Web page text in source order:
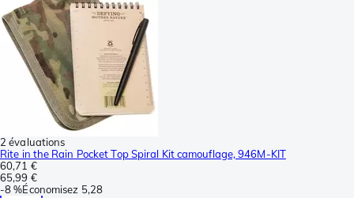
2 évaluations
Rite in the Rain Pocket Top Spiral Kit camouflage, 946M-KIT
60,71 €
65,99 €
-8 %Économisez 5,28